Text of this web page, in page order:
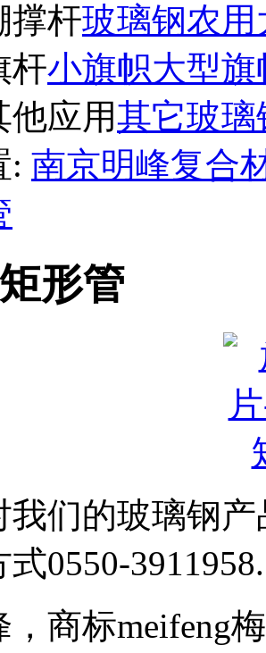
撑杆玻璃钢农
杆小旗帜大型旗
应用其它玻璃
: 南京明峰复合
形管
我们的玻璃钢
0550-3911958.
，商标meifeng